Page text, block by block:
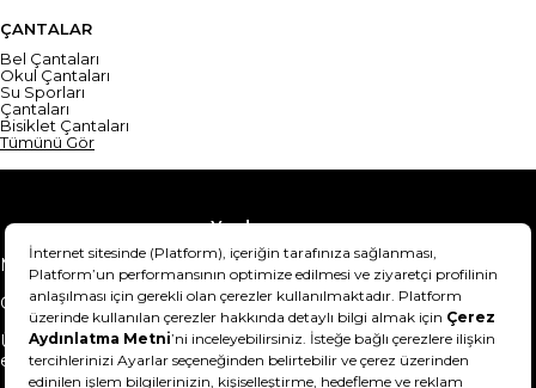
ÇANTALAR
Bel Çantaları
Okul Çantaları
Su Sporları
Çantaları
Bisiklet Çantaları
Tümünü Gör
Yardım
Mesafeli Satış Sözleşmesi
Teslimat Bilgisi
Gizlilik Sözleşmesi
Şartlar & Koşullar
Ürünümü nasıl iade
edebilirim?
Hakkımızda